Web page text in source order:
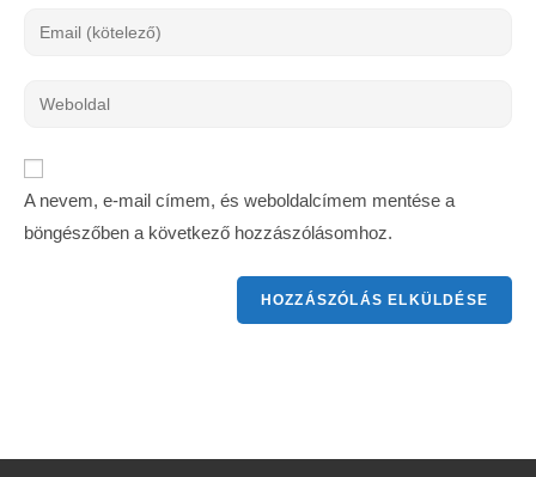
A nevem, e-mail címem, és weboldalcímem mentése a
böngészőben a következő hozzászólásomhoz.